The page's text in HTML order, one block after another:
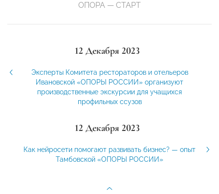
ОПОРА — СТАРТ
12 Декабря 2023
Эксперты Комитета рестораторов и отельеров
Ивановской «ОПОРЫ РОССИИ» организуют
производственные экскурсии для учащихся
профильных ссузов
12 Декабря 2023
Как нейросети помогают развивать бизнес? — опыт
Тамбовской «ОПОРЫ РОССИИ»